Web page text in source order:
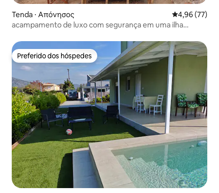
Tenda ⋅ Απόνησος 4,96 de uma
4,96 (77)
acampamento de luxo com segurança em uma ilha
Preferido dos hóspedes
Preferido dos hóspedes